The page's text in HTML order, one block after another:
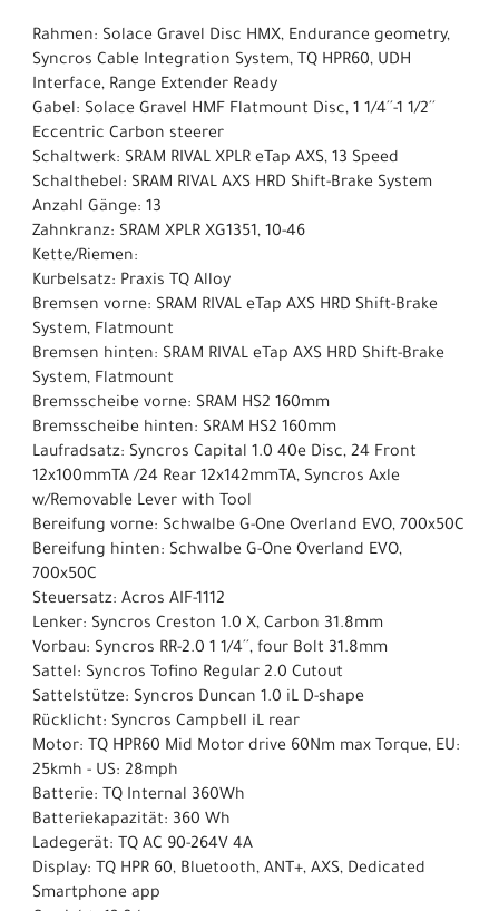
Rahmen: Solace Gravel Disc HMX, Endurance geometry,
Syncros Cable Integration System, TQ HPR60, UDH
Interface, Range Extender Ready
Gabel: Solace Gravel HMF Flatmount Disc, 1 1/4´´-1 1/2´´
Eccentric Carbon steerer
Schaltwerk: SRAM RIVAL XPLR eTap AXS, 13 Speed
Schalthebel: SRAM RIVAL AXS HRD Shift-Brake System
Anzahl Gänge: 13
Zahnkranz: SRAM XPLR XG1351, 10-46
Kette/Riemen:
Kurbelsatz: Praxis TQ Alloy
Bremsen vorne: SRAM RIVAL eTap AXS HRD Shift-Brake
System, Flatmount
Bremsen hinten: SRAM RIVAL eTap AXS HRD Shift-Brake
System, Flatmount
Bremsscheibe vorne: SRAM HS2 160mm
Bremsscheibe hinten: SRAM HS2 160mm
Laufradsatz: Syncros Capital 1.0 40e Disc, 24 Front
12x100mmTA /24 Rear 12x142mmTA, Syncros Axle
w/Removable Lever with Tool
Bereifung vorne: Schwalbe G-One Overland EVO, 700x50C
Bereifung hinten: Schwalbe G-One Overland EVO,
700x50C
Steuersatz: Acros AIF-1112
Lenker: Syncros Creston 1.0 X, Carbon 31.8mm
Vorbau: Syncros RR-2.0 1 1/4´´, four Bolt 31.8mm
Sattel: Syncros Tofino Regular 2.0 Cutout
Sattelstütze: Syncros Duncan 1.0 iL D-shape
Rücklicht: Syncros Campbell iL rear
Motor: TQ HPR60 Mid Motor drive 60Nm max Torque, EU:
25kmh - US: 28mph
Batterie: TQ Internal 360Wh
Batteriekapazität: 360 Wh
Ladegerät: TQ AC 90-264V 4A
Display: TQ HPR 60, Bluetooth, ANT+, AXS, Dedicated
Smartphone app